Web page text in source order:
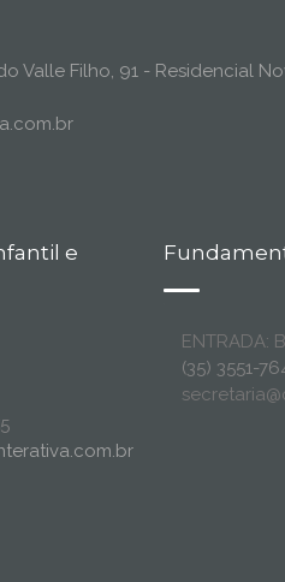
Valle Filho, 91 - Residencial
e
ENTRADA:
(35) 3551-